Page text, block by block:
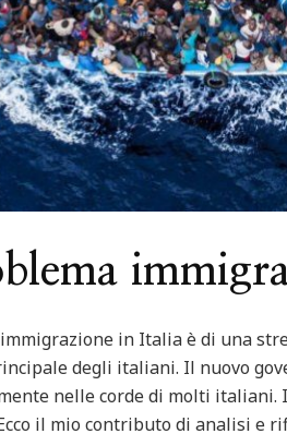
in Italia è di una
degli italiani. Il nuovo
nelle corde di molti
il mio contributo di analisi e